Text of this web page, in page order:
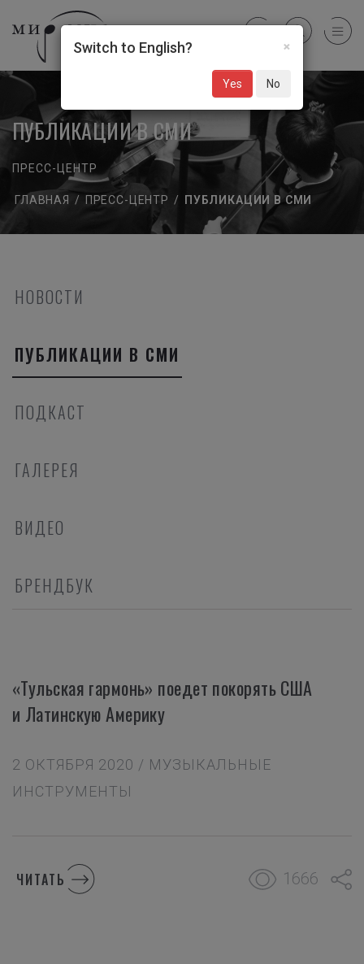
ПУБЛИКАЦИИ В СМИ
ПРЕСС-ЦЕНТР
ГЛАВНАЯ / ПРЕСС-ЦЕНТР / ПУБЛИКАЦИИ В СМИ
НОВОСТИ
ПУБЛИКАЦИИ В СМИ
ПОДКАСТ
ГАЛЕРЕЯ
ВИДЕО
БРЕНДБУК
«Тульская гармонь» поедет покорять США
и Латинскую Америку
2 ОКТЯБРЯ 2020 / МУЗЫКАЛЬНЫЕ
ИНСТРУМЕНТЫ
ЧИТАТЬ 1666
×
Switch to English?
Yes No